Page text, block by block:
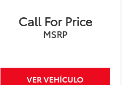
Call For Price
MSRP
VER VEHÍCULO